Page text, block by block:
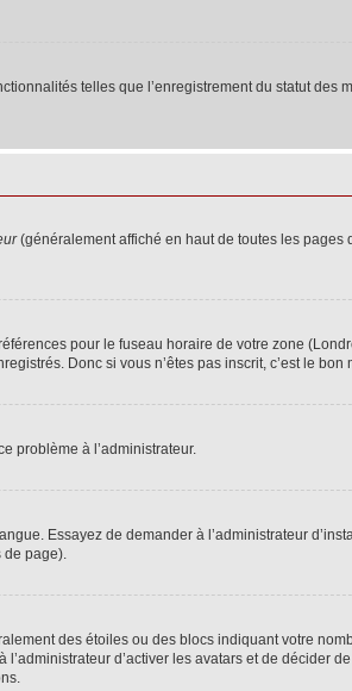
telles que l’enregistrement du statut des
(généralement affiché en haut de toutes les pages
pour le fuseau horaire de votre zone
Donc si vous n’êtes pas inscrit, c’est le bon
problème à l’administrateur.
Essayez de demander à l’administrateur
de page).
des étoiles ou des blocs indiquant votre
d’activer les avatars et de décider